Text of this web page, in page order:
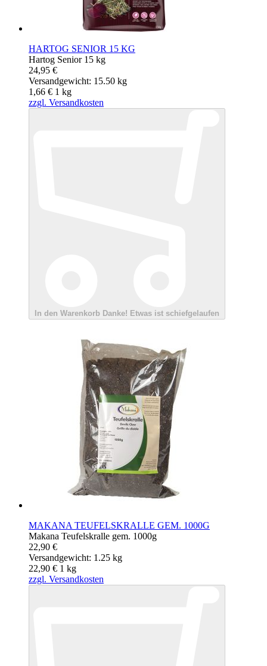
HARTOG SENIOR 15 KG
Hartog Senior 15 kg
24,95 €
Versandgewicht: 15.50 kg
1,66 € 1 kg
zzgl. Versandkosten
In den Warenkorb Danke! Etwas ist schiefgelaufen
MAKANA TEUFELSKRALLE GEM. 1000G
Makana Teufelskralle gem. 1000g
22,90 €
Versandgewicht: 1.25 kg
22,90 € 1 kg
zzgl. Versandkosten